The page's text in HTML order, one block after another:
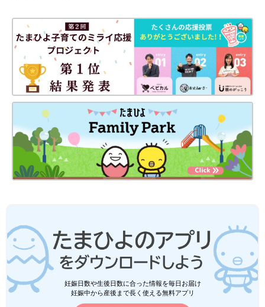
妊娠日数や生後日数に合った情報を毎日お届け
妊娠中から産後まで長く使える無料アプリ